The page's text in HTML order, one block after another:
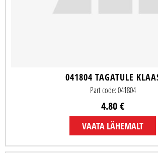
041804 TAGATULE
Part code: 041804
4.80 €
VAATA LÄHEMALT